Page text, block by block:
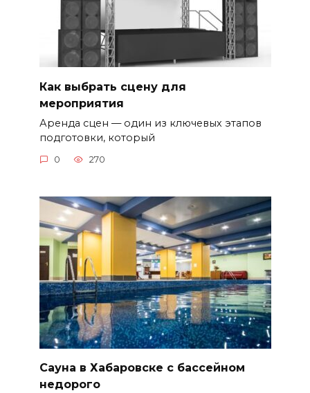
Как выбрать сцену для
мероприятия
Аренда сцен — один из ключевых этапов
подготовки, который
0 270
Сауна в Хабаровске с бассейном
недорого